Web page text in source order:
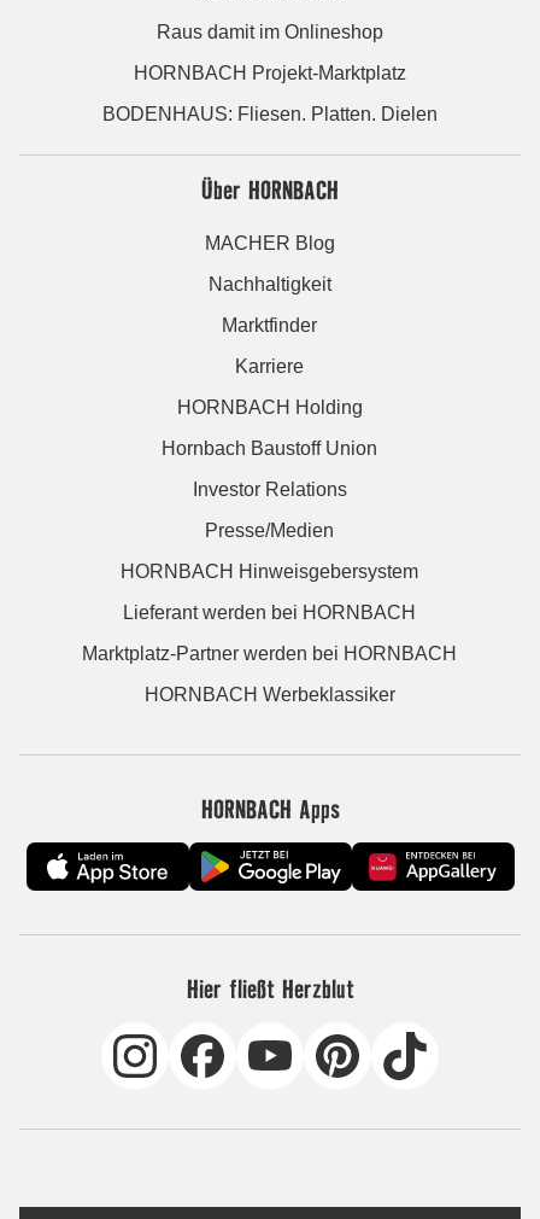
Raus damit im Onlineshop
HORNBACH Projekt-Marktplatz
BODENHAUS: Fliesen. Platten. Dielen
Über HORNBACH
MACHER Blog
Nachhaltigkeit
Marktfinder
Karriere
HORNBACH Holding
Hornbach Baustoff Union
Investor Relations
Presse/Medien
HORNBACH Hinweisgebersystem
Lieferant werden bei HORNBACH
Marktplatz-Partner werden bei HORNBACH
HORNBACH Werbeklassiker
HORNBACH Apps
Hier fließt Herzblut